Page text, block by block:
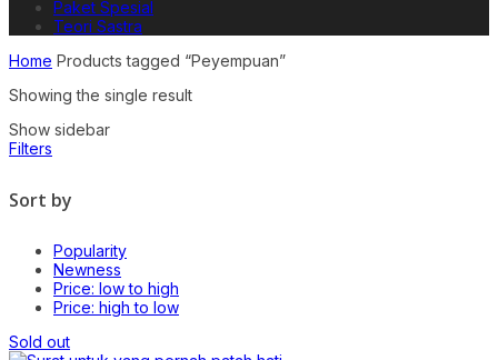
Paket Spesial
Teori Sastra
Home Products tagged “Peyempuan”
Showing the single result
Show sidebar
Filters
Sort by
Popularity
Newness
Price: low to high
Price: high to low
Sold out